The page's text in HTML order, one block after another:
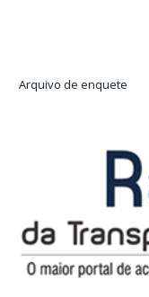
Arquivo de enquete